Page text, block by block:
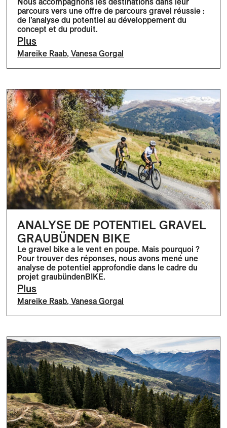
parcours vers une offre de parcours gravel réussie :
de l’analyse du potentiel au développement du
concept et du produit.
Plus
Mareike Raab,Vanesa Gorgal
ANALYSE DE POTENTIEL GRAVEL
GRAUBÜNDEN BIKE
Le gravel bike a le vent en poupe. Mais pourquoi ?
Pour trouver des réponses, nous avons mené une
analyse de potentiel approfondie dans le cadre du
projet graubündenBIKE.
Plus
Mareike Raab,Vanesa Gorgal